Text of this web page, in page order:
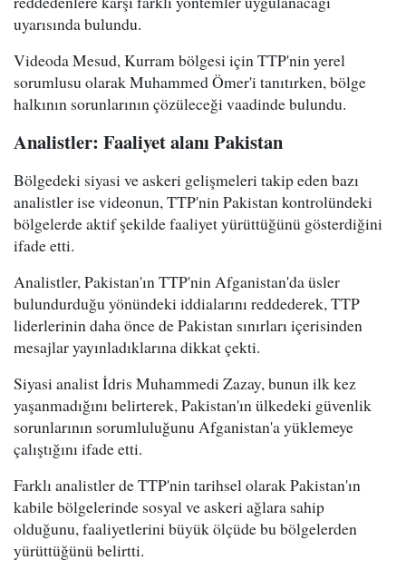
uyarısında bulundu.
Videoda Mesud, Kurram bölgesi için TTP'nin yerel
sorumlusu olarak Muhammed Ömer'i tanıtırken, bölge
halkının sorunlarının çözüleceği vaadinde bulundu.
Analistler: Faaliyet alanı Pakistan
Bölgedeki siyasi ve askeri gelişmeleri takip eden bazı
analistler ise videonun, TTP'nin Pakistan kontrolündeki
bölgelerde aktif şekilde faaliyet yürüttüğünü gösterdiğini
ifade etti.
Analistler, Pakistan'ın TTP'nin Afganistan'da üsler
bulundurduğu yönündeki iddialarını reddederek, TTP
liderlerinin daha önce de Pakistan sınırları içerisinden
mesajlar yayınladıklarına dikkat çekti.
Siyasi analist İdris Muhammedi Zazay, bunun ilk kez
yaşanmadığını belirterek, Pakistan'ın ülkedeki güvenlik
sorunlarının sorumluluğunu Afganistan'a yüklemeye
çalıştığını ifade etti.
Farklı analistler de TTP'nin tarihsel olarak Pakistan'ın
kabile bölgelerinde sosyal ve askeri ağlara sahip
olduğunu, faaliyetlerini büyük ölçüde bu bölgelerden
yürüttüğünü belirtti.